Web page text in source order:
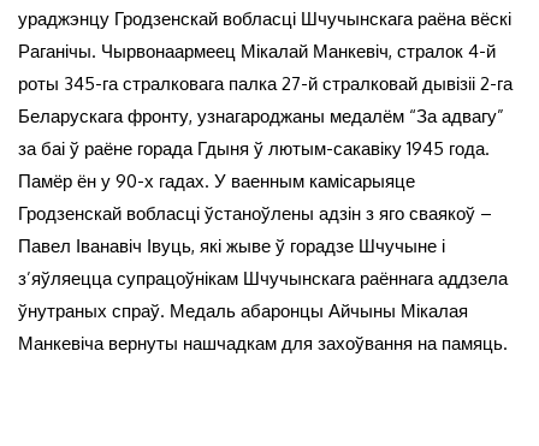
ураджэнцу Гродзенскай вобласці Шчучынскага раёна вёскі
Раганічы. Чырвонаармеец Мікалай Манкевіч, стралок 4-й
роты 345-га стралковага палка 27-й стралковай дывізіі 2-га
Беларускага фронту, узнагароджаны медалём “За адвагу”
за баі ў раёне горада Гдыня ў лютым-сакавіку 1945 года.
Памёр ён у 90-х гадах. У ваенным камісарыяце
Гродзенскай вобласці ўстаноўлены адзін з яго сваякоў –
Павел Іванавіч Івуць, які жыве ў горадзе Шчучыне і
з’яўляецца супрацоўнікам Шчучынскага раённага аддзела
ўнутраных спраў. Медаль абаронцы Айчыны Мікалая
Манкевіча вернуты нашчадкам для захоўвання на памяць.